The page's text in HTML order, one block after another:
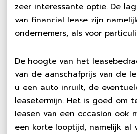
zeer interessante optie. De
van financial lease zijn
ondernemers, als voor
De hoogte van het
van de aanschafprijs van de
u een auto inruilt, de
leasetermijn. Het is goed om
leasen van een occasion ook
een korte looptijd, namelijk al